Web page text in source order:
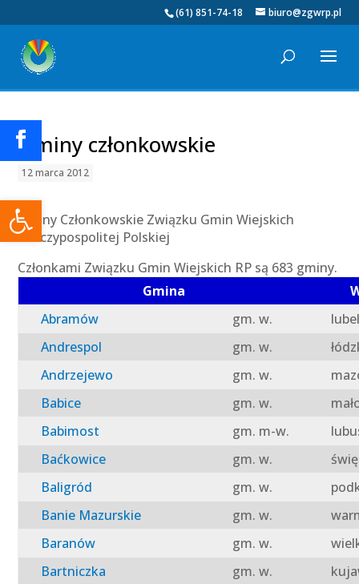
Otwórz pasek narzędzi
(61) 851-74-18 biuro@zgwrp.pl
Gminy członkowskie
12 marca 2012
Gminy Członkowskie Związku Gmin Wiejskich
Rzeczypospolitej Polskiej
Członkami Związku Gmin Wiejskich RP są 683 gminy.
Gmina
Abramów
gm. w.
Andrespol
gm. w.
Andrzejewo
gm. w.
Babice
gm. w.
Babimost
gm. m-w.
Baćkowice
gm. w.
Baligród
gm. w.
Banie Mazurskie
gm. w.
Baranów
gm. w.
Bartniczka
gm. w.